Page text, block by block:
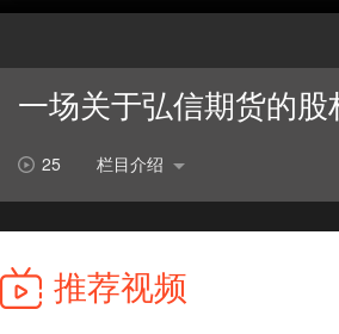
一场关于弘信期货的
25 栏目介绍
推荐视频